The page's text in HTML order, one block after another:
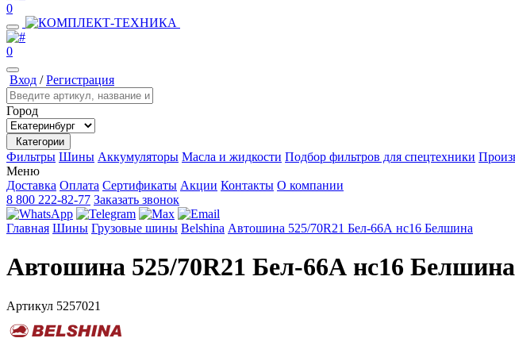
0
0
Вход /Регистрация
Город
Категории
Фильтры Шины Аккумуляторы Масла и жидкости Подбор фильтров для спецтехники
Меню
Доставка Оплата Сертификаты Акции Контакты О компании
8 800 222-82-77 Заказать звонок
Главная Шины Грузовые шины Belshina Автошина 525/70R21 Бел-66А нс16 Белшина
Автошина 525/70R21 Бел-66А нс16 Белшина
Артикул 5257021